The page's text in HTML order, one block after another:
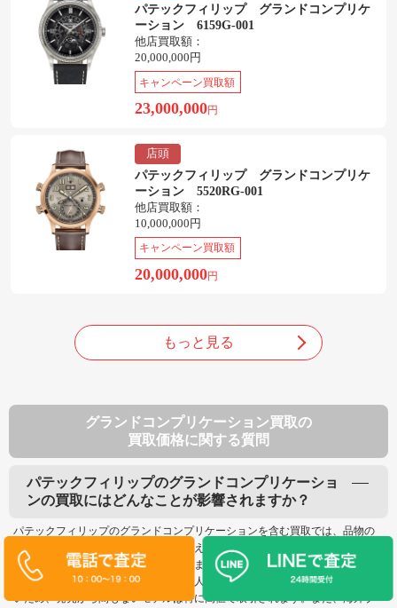
パテックフィリップ グランドコンプリケ
ーション 6159G-001
他店買取額：
20,000,000円
キャンペーン買取額
23,000,000円
店頭
パテックフィリップ グランドコンプリケ
ーション 5520RG-001
他店買取額：
10,000,000円
キャンペーン買取額
20,000,000円
もっと見る
グランドコンプリケーション買取の
買取価格に関する質問
パテックフィリップのグランドコンプリケーショ
ンの買取にはどんなことが影響されますか？
パテックフィリップのグランドコンプリケーションを含む買取では、品物の
状態や付属品の有無が大きな影響を与えます。さらに、年式やリファレンス
ナンバーによっても買取金額が異なります。パテックフィリップのグランド
コンプリケーションは高級時計として人気があり、新作を求めるお客様も多
いため、発売から間もないモデルは特に高値で取引されます。また、海外ブ